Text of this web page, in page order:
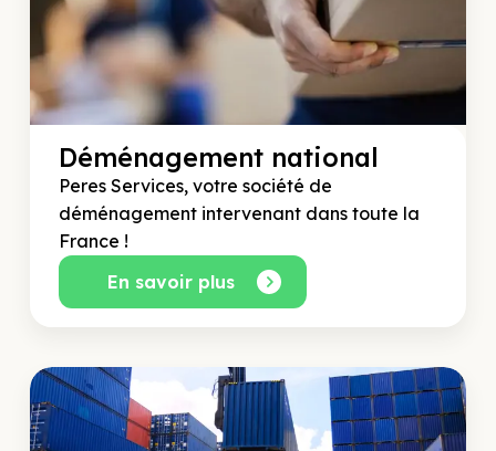
Déménagement national
Peres Services, votre société de
déménagement intervenant dans toute la
France !
En savoir plus